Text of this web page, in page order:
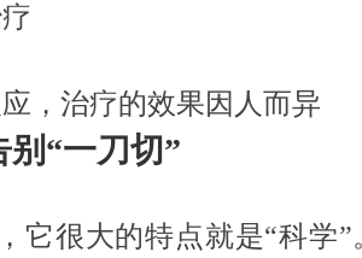
，治疗的效果因人而异
“一刀切”
它很大的特点就是“科学”